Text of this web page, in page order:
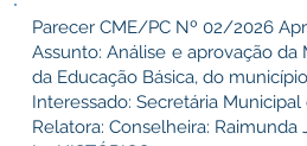
Parecer CME/PC Nº 02/2026
Assunto: Análise e aprovação
da Educação Básica, do
Interessado: Secretária
Relatora: Conselheira: